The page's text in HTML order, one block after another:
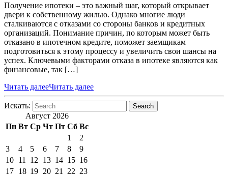
Получение ипотеки – это важный шаг, который открывает
двери к собственному жилью. Однако многие люди
сталкиваются с отказами со стороны банков и кредитных
организаций. Понимание причин, по которым может быть
отказано в ипотечном кредите, поможет заемщикам
подготовиться к этому процессу и увеличить свои шансы на
успех. Ключевыми факторами отказа в ипотеке являются как
финансовые, так […]
Читать далееЧитать далее
Искать: Search
Август 2026
Пн Вт Ср Чт Пт Сб Вс
1
2
3
4 5 6 7 8
9
10 11 12 13 14 15 16
17 18 19 20 21 22 23